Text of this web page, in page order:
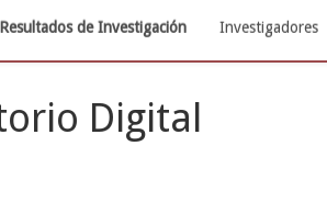
Resultados de Investigación Investigadores
Digital